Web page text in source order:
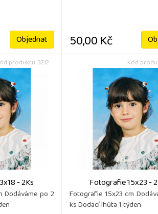
Objednat 50,00 Kč
produktu: 3212
- 2Ks
Dodáváme po 2
Kód
Fotografie 15x23 -
Fotografie 15x23 cm
ks Dodací lhůta 1 týden